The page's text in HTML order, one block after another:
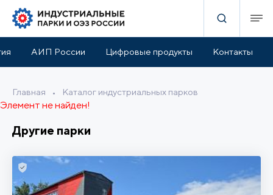
АИП России Цифровые продукты Контакты
Главная • Каталог индустриальных парков
Элемент не найден!
Другие парки